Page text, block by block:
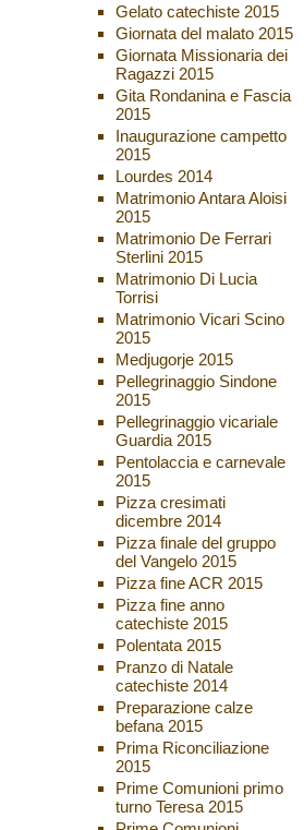
Gelato catechiste 2015
Giornata del malato 2015
Giornata Missionaria dei
Ragazzi 2015
Gita Rondanina e Fascia
2015
Inaugurazione campetto
2015
Lourdes 2014
Matrimonio Antara Aloisi
2015
Matrimonio De Ferrari
Sterlini 2015
Matrimonio Di Lucia
Torrisi
Matrimonio Vicari Scino
2015
Medjugorje 2015
Pellegrinaggio Sindone
2015
Pellegrinaggio vicariale
Guardia 2015
Pentolaccia e carnevale
2015
Pizza cresimati
dicembre 2014
Pizza finale del gruppo
del Vangelo 2015
Pizza fine ACR 2015
Pizza fine anno
catechiste 2015
Polentata 2015
Pranzo di Natale
catechiste 2014
Preparazione calze
befana 2015
Prima Riconciliazione
2015
Prime Comunioni primo
turno Teresa 2015